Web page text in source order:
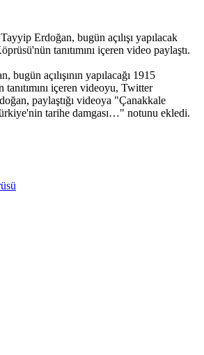
Erdoğan, bugün açılışı yapılacak
tanıtımını içeren video paylaştı.
bugün açılışının yapılacağı 1915
içeren videoyu, Twitter
paylaştığı videoya "Çanakkale
tarihe damgası…" notunu ekledi.